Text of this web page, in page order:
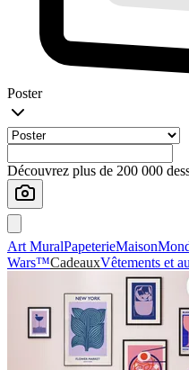
Poster
Découvrez plus de 200 000
Art MuralPapeterieMaison
Wars™CadeauxVêtements et